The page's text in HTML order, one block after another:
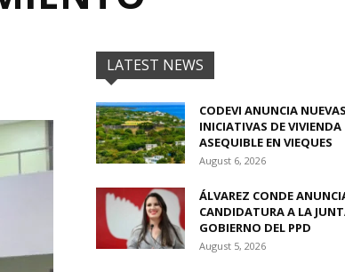
LATEST NEWS
CODEVI ANUNCIA NUEVAS
INICIATIVAS DE VIVIENDA
ASEQUIBLE EN VIEQUES
August 6, 2026
ÁLVAREZ CONDE
CANDIDATURA A LA
GOBIERNO DEL PPD
August 5, 2026